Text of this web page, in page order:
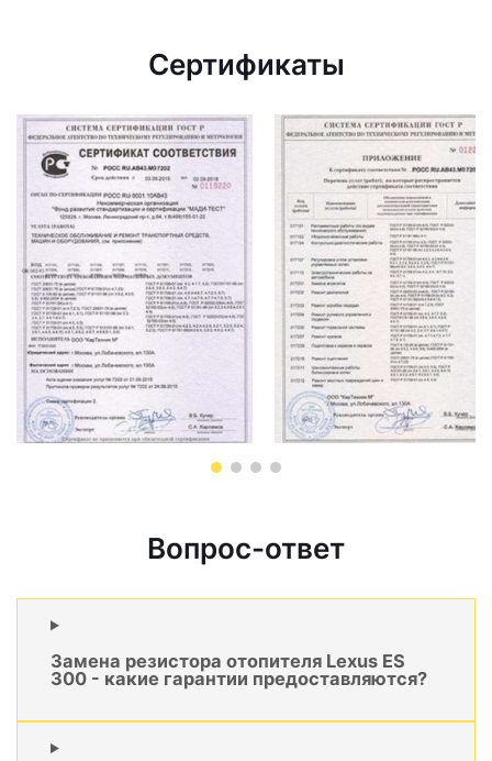
Сертификаты
Вопрос-ответ
Замена резистора отопителя Lexus ES
300 - какие гарантии предоставляются?